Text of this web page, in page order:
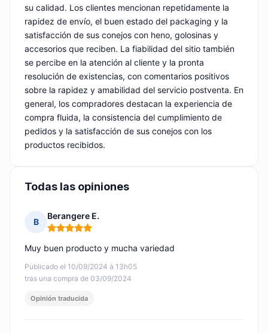
su calidad. Los clientes mencionan repetidamente la
rapidez de envío, el buen estado del packaging y la
satisfacción de sus conejos con heno, golosinas y
accesorios que reciben. La fiabilidad del sitio también
se percibe en la atención al cliente y la pronta
resolución de existencias, con comentarios positivos
sobre la rapidez y amabilidad del servicio postventa. En
general, los compradores destacan la experiencia de
compra fluida, la consistencia del cumplimiento de
pedidos y la satisfacción de sus conejos con los
productos recibidos.
Todas las opiniones
B
Berangere E.
Nota: 5 de 5
Publicado el 10/09/2024 à 13h05
tras una compra de 03/09/2024
Muy buen producto y mucha variedad
Opinión traducida